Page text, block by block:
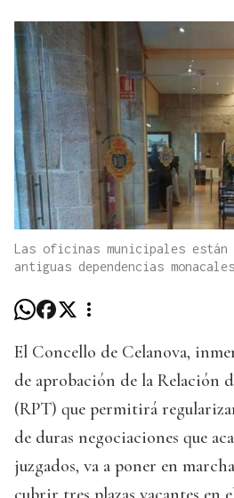
Las oficinas municipales están
antiguas dependencias
El Concello de Celanova,
de aprobación de la Relación
(RPT) que permitirá
de duras negociaciones que
juzgados, va a poner en